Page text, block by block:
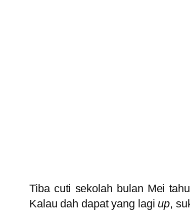
Tiba cuti sekolah bulan Mei
Kalau dah dapat yang lagi up,